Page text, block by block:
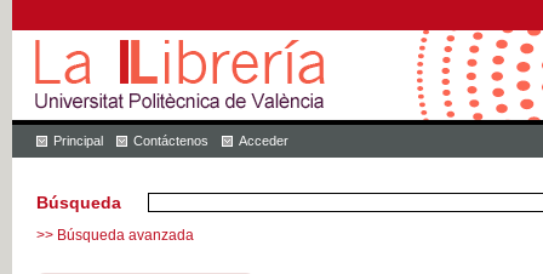
Principal Contáctenos Acceder
Búsqueda
>> Búsqueda avanzada